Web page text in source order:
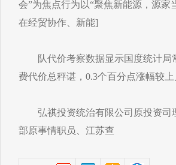
会”为焦点行为以“聚焦新能源，源
在经贸协作、新能]
队代价考察数据显示国度统计局
费代价总秤谌，0.3个百分点涨幅较
弘祺投资统治有限公司原投资司
部原事情职员、江苏查